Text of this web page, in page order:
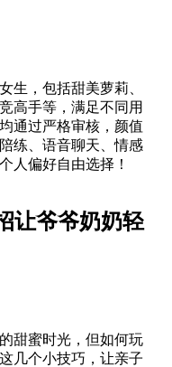
生，包括甜美萝莉、
高手等，满足不同用
通过严格审核，颜值
练、语音聊天、情感
人偏好自由选择！
让爷爷奶奶轻
甜蜜时光，但如何玩
几个小技巧，让亲子